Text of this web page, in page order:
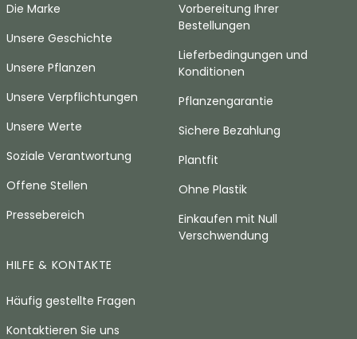
Die Marke
Unsere Geschichte
Unsere Pflanzen
Unsere Verpflichtungen
Unsere Werte
Soziale Verantwortung
Offene Stellen
Pressebereich
Vorbereitung Ihrer
Bestellungen
Lieferbedingungen und
Konditionen
Pflanzengarantie
Sichere Bezahlung
Plantfit
Ohne Plastik
Einkaufen mit Null
Verschwendung
HILFE & KONTAKTE
Häufig gestellte Fragen
Kontaktieren Sie uns